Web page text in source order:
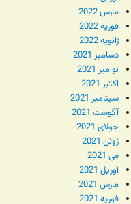
مارس 2022
فوریه 2022
ژانویه 2022
دسامبر 2021
نوامبر 2021
اکتبر 2021
سپتامبر 2021
آگوست 2021
جولای 2021
ژوئن 2021
می 2021
آوریل 2021
مارس 2021
فوریه 2021